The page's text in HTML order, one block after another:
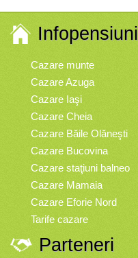
Infopensiuni
Cazare munte
Cazare Azuga
Cazare Iaşi
Cazare Cheia
Cazare Băile Olăneşti
Cazare Bucovina
Cazare staţiuni balneo
Cazare Mamaia
Cazare Eforie Nord
Tarife cazare
Parteneri